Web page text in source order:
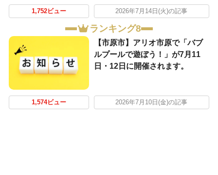
1,752ビュー 2026年7月14日(火)の記事
ランキング8
【市原市】アリオ市原で「バブ
ルプールで遊ぼう！」が7月11
日・12日に開催されます。
1,574ビュー 2026年7月10日(金)の記事